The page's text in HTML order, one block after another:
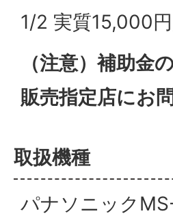
1/2 実質15,000円
（注意）補助金
販売指定店にお
取扱機種
パナソニック